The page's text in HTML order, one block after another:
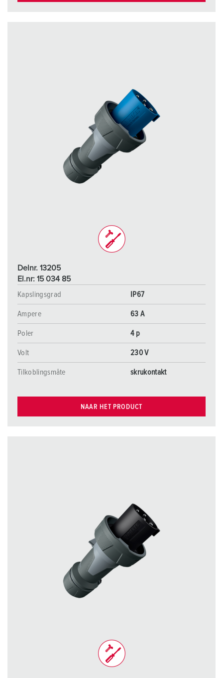
Delnr. 13205
El.nr: 15 034 85
Kapslingsgrad
IP67
Ampere 63 A
Poler 4 p
Volt 230 V
Tilkoblingsmåte skrukontakt
NAAR HET PRODUCT